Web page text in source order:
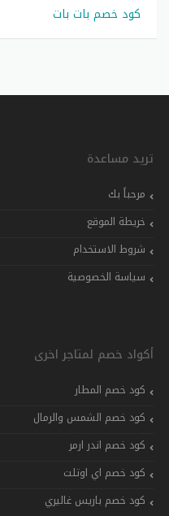
كود خصم بات بات
تريد مساعدة
مرحباً بك
خريطة الموقع
شروط الاستخدام
سياسة الخصوصية
أكواد خصم لمتاجر اخرى
كود خصم المطار
كود خصم الشمس والرمال
كود خصم اندر ارمر
كود خصم اي اوتلت
كود خصم باريس غاليري